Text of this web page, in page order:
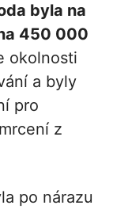
byla na
450 000
okolnosti
a byly
pro
z
po nárazu